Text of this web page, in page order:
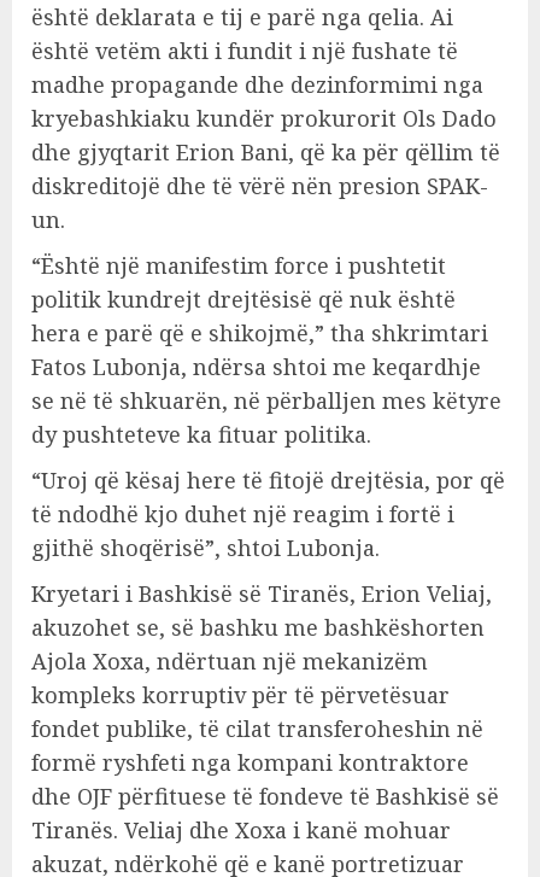
është deklarata e tij e parë nga qelia. Ai
është vetëm akti i fundit i një fushate të
madhe propagande dhe dezinformimi nga
kryebashkiaku kundër prokurorit Ols Dado
dhe gjyqtarit Erion Bani, që ka për qëllim të
diskreditojë dhe të vërë nën presion SPAK-
un.
“Është një manifestim force i pushtetit
politik kundrejt drejtësisë që nuk është
hera e parë që e shikojmë,” tha shkrimtari
Fatos Lubonja, ndërsa shtoi me keqardhje
se në të shkuarën, në përballjen mes këtyre
dy pushteteve ka fituar politika.
“Uroj që kësaj here të fitojë drejtësia, por që
të ndodhë kjo duhet një reagim i fortë i
gjithë shoqërisë”, shtoi Lubonja.
Kryetari i Bashkisë së Tiranës, Erion Veliaj,
akuzohet se, së bashku me bashkëshorten
Ajola Xoxa, ndërtuan një mekanizëm
kompleks korruptiv për të përvetësuar
fondet publike, të cilat transferoheshin në
formë ryshfeti nga kompani kontraktore
dhe OJF përfituese të fondeve të Bashkisë së
Tiranës. Veliaj dhe Xoxa i kanë mohuar
akuzat, ndërkohë që e kanë portretizuar